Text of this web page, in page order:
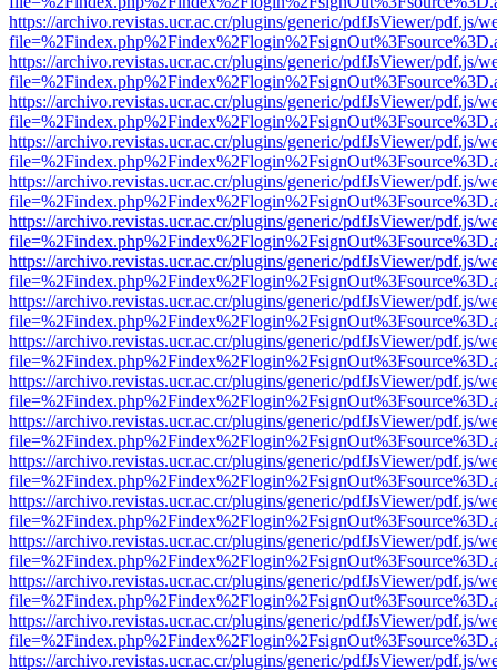
https://archivo.revistas.ucr.ac.cr/plugins/generic/pdfJsViewer/pdf.js/
https://archivo.revistas.ucr.ac.cr/plugins/generic/pdfJsViewer/pdf.js/
https://archivo.revistas.ucr.ac.cr/plugins/generic/pdfJsViewer/pdf.js/
https://archivo.revistas.ucr.ac.cr/plugins/generic/pdfJsViewer/pdf.js/
https://archivo.revistas.ucr.ac.cr/plugins/generic/pdfJsViewer/pdf.js/
https://archivo.revistas.ucr.ac.cr/plugins/generic/pdfJsViewer/pdf.js/
https://archivo.revistas.ucr.ac.cr/plugins/generic/pdfJsViewer/pdf.js/
https://archivo.revistas.ucr.ac.cr/plugins/generic/pdfJsViewer/pdf.js/
https://archivo.revistas.ucr.ac.cr/plugins/generic/pdfJsViewer/pdf.js/
https://archivo.revistas.ucr.ac.cr/plugins/generic/pdfJsViewer/pdf.js/
https://archivo.revistas.ucr.ac.cr/plugins/generic/pdfJsViewer/pdf.js/
https://archivo.revistas.ucr.ac.cr/plugins/generic/pdfJsViewer/pdf.js/
https://archivo.revistas.ucr.ac.cr/plugins/generic/pdfJsViewer/pdf.js/
https://archivo.revistas.ucr.ac.cr/plugins/generic/pdfJsViewer/pdf.js/
https://archivo.revistas.ucr.ac.cr/plugins/generic/pdfJsViewer/pdf.js/
https://archivo.revistas.ucr.ac.cr/plugins/generic/pdfJsViewer/pdf.js/
https://archivo.revistas.ucr.ac.cr/plugins/generic/pdfJsViewer/pdf.js/